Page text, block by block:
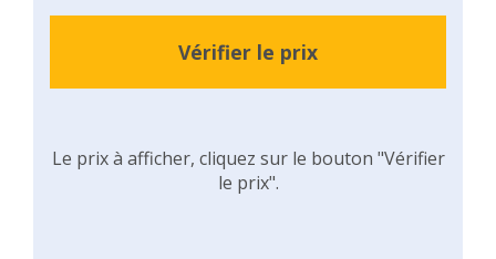
Vérifier le prix
Le prix à afficher, cliquez sur le bouton "Vérifier
le prix".